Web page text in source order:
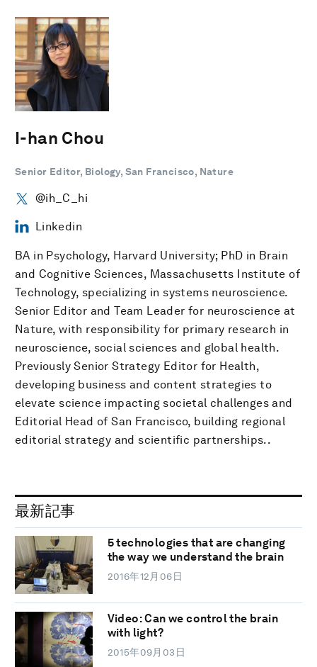
I-han Chou
Senior Editor, Biology, San Francisco, Nature
@ih_C_hi
Linkedin
BA in Psychology, Harvard University; PhD in Brain
and Cognitive Sciences, Massachusetts Institute of
Technology, specializing in systems neuroscience.
Senior Editor and Team Leader for neuroscience at
Nature, with responsibility for primary research in
neuroscience, social sciences and global health.
Previously Senior Strategy Editor for Health,
developing business and content strategies to
elevate science impacting societal challenges and
Editorial Head of San Francisco, building regional
editorial strategy and scientific partnerships..
最新記事
5 technologies that are changing
the way we understand the brain
2016年12月06日
Video: Can we control the brain
with light?
2015年09月03日